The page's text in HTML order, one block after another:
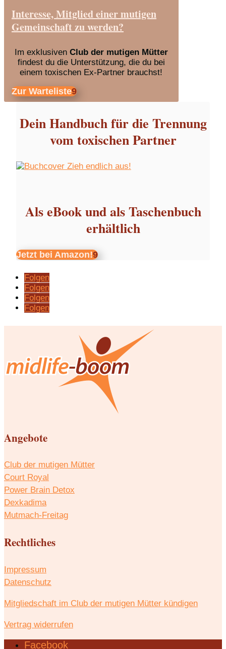
Interesse, Mitglied einer mutigen
Gemeinschaft zu werden?
Im exklusiven Club der mutigen Mütter
findest du die Unterstützung, die du bei
einem toxischen Ex-Partner brauchst!
Zur Warteliste
Dein Handbuch für die Trennung
vom toxischen Partner
Als eBook und als Taschenbuch
erhältlich
Jetzt bei Amazon!
Folgen
Folgen
Folgen
Folgen
Angebote
Club der mutigen Mütter
Court Royal
Power Brain Detox
Dexkadima
Mutmach-Freitag
Rechtliches
Impressum
Datenschutz
Mitgliedschaft im Club der mutigen Mütter kündigen
Vertrag widerrufen
Facebook